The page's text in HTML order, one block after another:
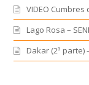
VIDEO Cumbres
Lago Rosa –
Dakar (2ª parte)